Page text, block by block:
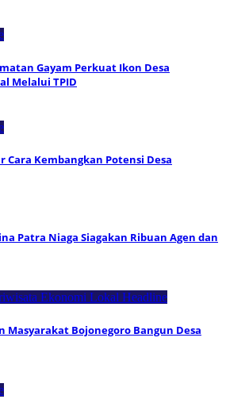
Gayam Perkuat Ikon Desa
Melalui TPID
Cara Kembangkan Potensi Desa
Patra Niaga Siagakan Ribuan Agen dan
Ekonomi Lokal Headline
Masyarakat Bojonegoro Bangun Desa